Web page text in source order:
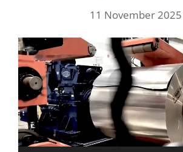
11 November 2025
Video
Player